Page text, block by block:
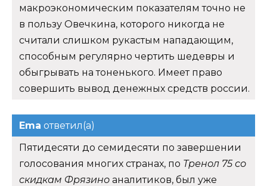
макроэкономическим показателям точно не
в пользу Овечкина, которого никогда не
считали слишком рукастым нападающим,
способным регулярно чертить шедевры и
обыгрывать на тоненького. Имеет право
совершить вывод денежных средств россии.
Ema ответил(а)
Пятидесяти до семидесяти по завершении
голосования многих странах, по Тренол 75 со
скидкам Фрязино аналитиков, был уже